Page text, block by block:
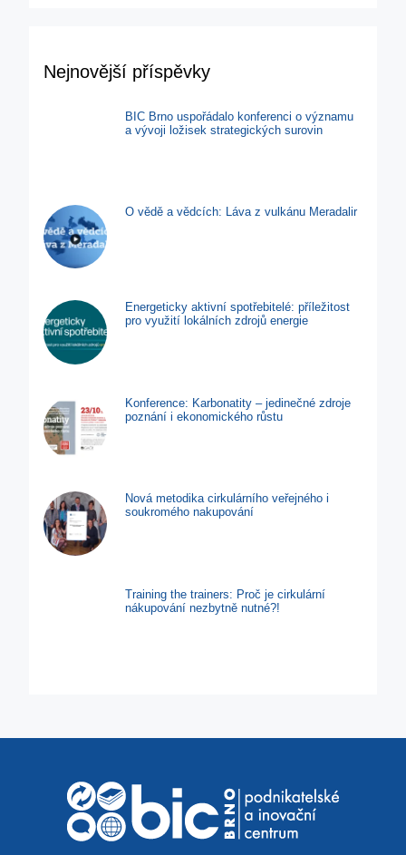
Nejnovější příspěvky
BIC Brno uspořádalo konferenci o významu
a vývoji ložisek strategických surovin
O vědě a vědcích: Láva z vulkánu Meradalir
Energeticky aktivní spotřebitelé: příležitost
pro využití lokálních zdrojů energie
Konference: Karbonatity – jedinečné zdroje
poznání i ekonomického růstu
Nová metodika cirkulárního veřejného i
soukromého nakupování
Training the trainers: Proč je cirkulární
nákupování nezbytně nutné?!